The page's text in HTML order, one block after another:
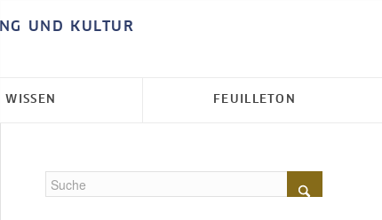
UND KULTUR
WISSEN FEUILLETON